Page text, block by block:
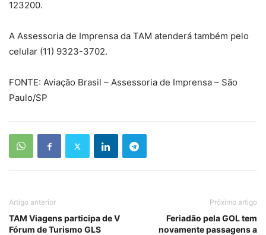
123200.
A Assessoria de Imprensa da TAM atenderá também pelo
celular (11) 9323-3702.
FONTE: Aviação Brasil – Assessoria de Imprensa – São
Paulo/SP
Artigo anterior
TAM Viagens participa de V
Fórum de Turismo GLS
Próximo artigo
Feriadão pela GOL tem
novamente passagens a